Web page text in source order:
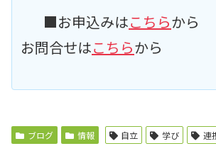
■お申込みはこちらから
お問合せはこちらから
ブログ 情報 自立 学び 連